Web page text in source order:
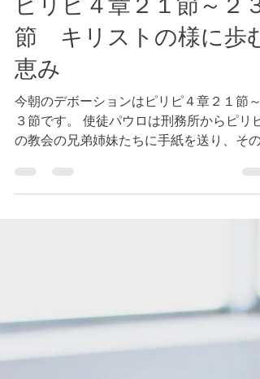
2023年10月8日
読了時間: 2分
ピリピ４章２１節～２３
節 キリストの様に歩む
恵み
今朝のデボーションはピリピ４章２１節～
３節です。 使徒パウロは刑務所からピリピ